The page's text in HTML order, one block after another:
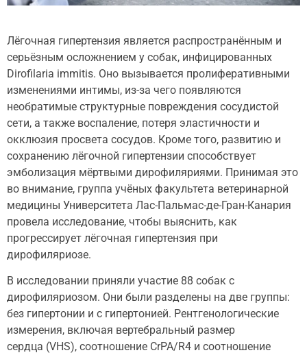
Лёгочная гипертензия является распространённым и
серьёзным осложнением у собак, инфицированных
Dirofilaria immitis. Оно вызывается пролиферативными
изменениями интимы, из-за чего появляются
необратимые структурные повреждения сосудистой
сети, а также воспаление, потеря эластичности и
окклюзия просвета сосудов. Кроме того, развитию и
сохранению лёгочной гипертензии способствует
эмболизация мёртвыми дирофиляриями. Принимая это
во внимание, группа учёных факультета ветеринарной
медицины Университета Лас-Пальмас-де-Гран-Канария
провела исследование, чтобы выяснить, как
прогрессирует лёгочная гипертензия при
дирофиляриозе.
В исследовании приняли участие 88 собак с
дирофиляриозом. Они были разделены на две группы:
без гипертонии и с гипертонией. Рентгенологические
измерения, включая вертебральный размер
сердца (VHS), соотношение CrPA/R4 и соотношение